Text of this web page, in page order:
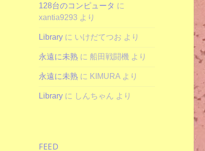
128台のコンピュータ に
xantia9293 より
Library に いけだてつお より
永遠に未熟 に船田戦闘機 より
永遠に未熟 に KIMURA より
Library に しんちゃん より
FEED